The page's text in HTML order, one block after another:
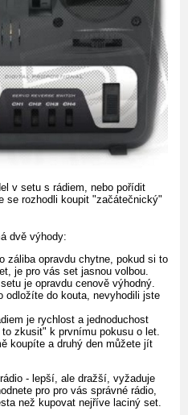
v setu s rádiem, nebo pořídit
se rozhodli koupit "začátečnický"
dvě výhody:
záliba opravdu chytne, pokud si to
je pro vás set jasnou volbou.
je opravdu cenově výhodný.
odložíte do kouta, nevyhodili jste
je rychlost a jednoduchost
zkusit" k prvnímu pokusu o let.
koupíte a druhý den můžete jít
- lepší, ale dražší, vyžaduje
pro pro vás správné rádio,
než kupovat nejříve laciný set.